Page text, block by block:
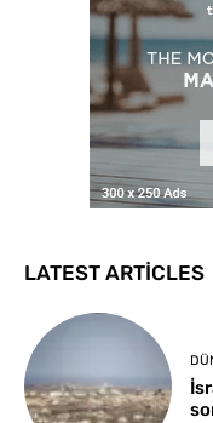
LATEST ARTICLES